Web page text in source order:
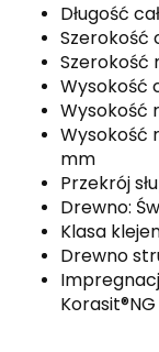
Długość
Szerokość
Szerokość
Wysokość
Wysokość
Wysokość
mm
Przekrój
Drewno:
Klasa
Drewno